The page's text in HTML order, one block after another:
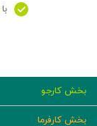
با
بخش کارجو
بخش کارفرما